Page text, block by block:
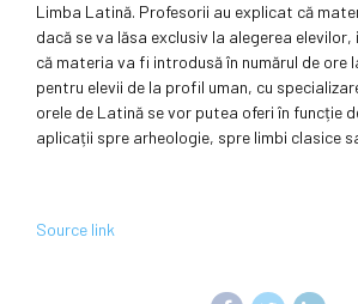
Limba Latină. Profesorii au explicat că
dacă se va lăsa exclusiv la alegerea
că materia va fi introdusă în numărul de ore
pentru elevii de la profil uman, cu
orele de Latină se vor putea oferi în funcție
aplicații spre arheologie, spre limbi clasice
Source link